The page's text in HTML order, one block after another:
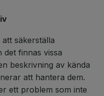
säkerställa
det finnas vissa
beskrivning av kända
att hantera dem.
ett problem som inte